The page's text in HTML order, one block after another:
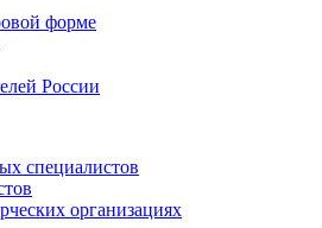
форме
России
специалистов
организациях